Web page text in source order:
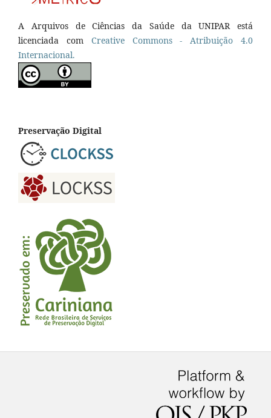
A Arquivos de Ciências da Saúde da UNIPAR está
licenciada com Creative Commons - Atribuição 4.0
Internacional.
Preservação Digital